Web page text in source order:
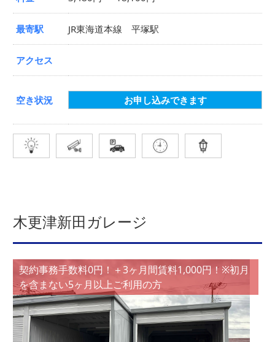
最寄駅 JR東海道本線 平塚駅
アクセス
空き状況 お申し込みできます
木更津新田ガレージ
契約事務手数料0円！＋3ヶ月間賃料1,000円！※初月
を含まない5ヶ月以上ご利用の方